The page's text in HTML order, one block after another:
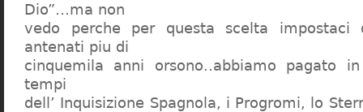
Dio”…ma non
vedo perche per questa scelta
antenati piu di
cinquemila anni orsono..abbiamo pagato
tempi
dell’ Inquisizione Spagnola, i Progromi, lo